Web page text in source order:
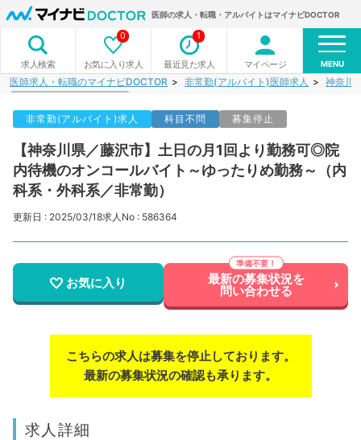
医師の求人・転職・アルバイトはマイナビDOCTOR
求人検索 お気に入り求人
0
最近見た求人
1
マイページ MENU
医師求人・転職のマイナビDOCTOR 非常勤(アルバイト)医師求人 神奈川
非常勤(アルバイト)求人 科目不問 募集停止
【神奈川県／藤沢市】土日の月1回より勤務可◎院
内待機のオンコールバイト～ゆったりめ勤務～（内
科系・外科系／非常勤）
更新日 : 2025/03/18求人No : 586364
お気に入り 最新の募集状況を
問い合わせる
こちらの求人は募集を停止しております。
最新の募集状況の確認も承ります。
求人詳細